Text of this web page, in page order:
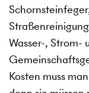
Wasser-, Strom-
Kosten muss